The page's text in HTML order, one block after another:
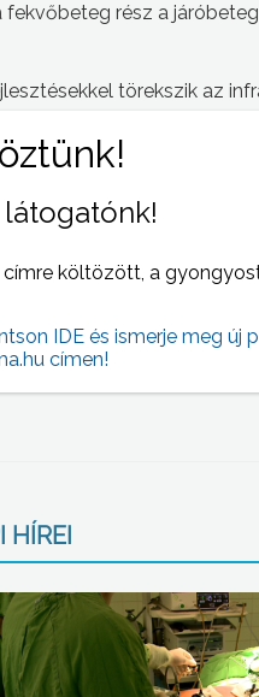
rész a
törekszik az
magas szintre emelni.
rendszerrel
itt lakóépületek is vannak,
még le tudjuk
telephelyen
szintre emelkedik a
koncentrációja. Az új
HÍREI
látogatónk!
címre költözött, a
IDE és ismerje meg új
címen!